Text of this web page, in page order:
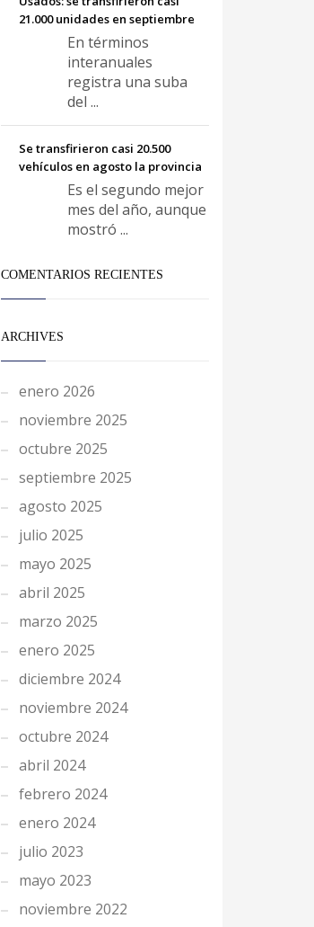
21.000 unidades en septiembre
En términos
interanuales
registra una suba
del ...
Se transfirieron casi 20.500
vehículos en agosto la provincia
Es el segundo mejor
mes del año, aunque
mostró ...
COMENTARIOS RECIENTES
ARCHIVES
enero 2026
noviembre 2025
octubre 2025
septiembre 2025
agosto 2025
julio 2025
mayo 2025
abril 2025
marzo 2025
enero 2025
diciembre 2024
noviembre 2024
octubre 2024
abril 2024
febrero 2024
enero 2024
julio 2023
mayo 2023
noviembre 2022